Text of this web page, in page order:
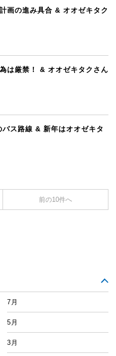
画の進み具合 & オオゼキタク
は厳禁！ & オオゼキタクさん
ス路線 & 新年はオオゼキタ
前の10件へ
7月
5月
3月